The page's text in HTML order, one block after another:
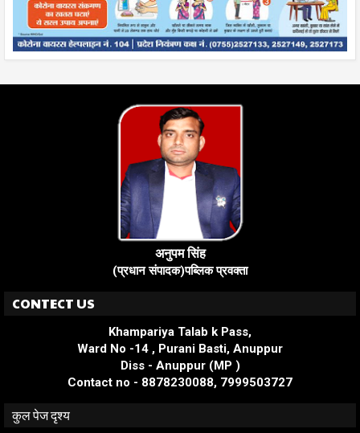
अनुपम सिंह
(प्रधान संपादक)पब्लिक प्रवक्ता
CONTECT US
Khampariya Talab k Pass,
Ward No -14 , Purani Basti, Anuppur
Diss - Anuppur (MP )
Contact no - 8878230088, 7999503727
कुल पेज दृश्य